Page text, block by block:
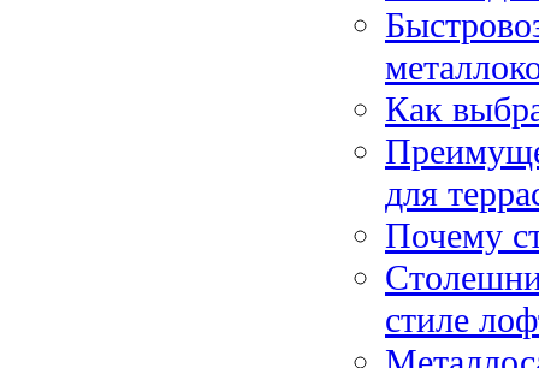
Как
для
Почему
стиле